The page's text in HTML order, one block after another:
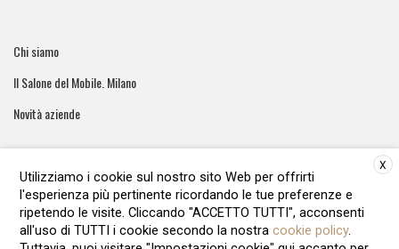
Chi siamo
Il Salone del Mobile. Milano
Novità aziende
ArreCasa e' una testata giornalistica registrata al tribunale di
Roma - Numero 51/2016 Direttore responsabile: Raffaella Roani
Editore: ARvis.it - Via Alessandria 88 00198 Roma - 09041871006
X
Utilizziamo i cookie sul nostro sito Web per offrirti
l'esperienza più pertinente ricordando le tue preferenze e
ripetendo le visite. Cliccando "ACCETTO TUTTI", acconsenti
all'uso di TUTTI i cookie secondo la nostra cookie policy.